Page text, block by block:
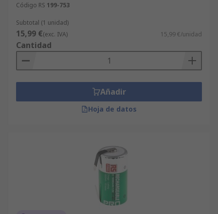
Código RS 199-753
Subtotal (1 unidad)
15,99 €(exc. IVA) 15,99 €/unidad
Cantidad
Añadir
Hoja de datos